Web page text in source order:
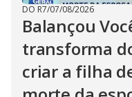
DO R7/07/08/2026
Balançou
transforma
criar a filha